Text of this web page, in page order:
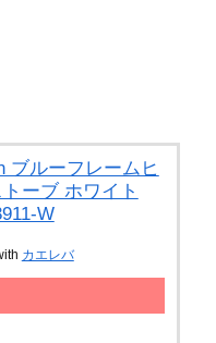
ブルーフレームヒ
ーブ ホワイト
W
カエレバ